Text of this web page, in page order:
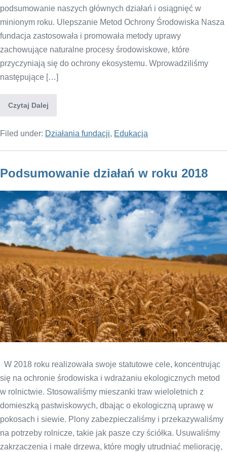
podsumowanie naszych głównych działań i osiągnięć w
minionym roku. Ulepszanie Metod Ochrony Środowiska Nasza
fundacja zastosowała i promowała metody uprawy
zachowujące naturalne procesy środowiskowe, które
przyczyniają się do ochrony ekosystemu. Wprowadziliśmy
następujące […]
Czytaj Dalej
Filed under: Działania fundacji, Edukacja
Podsumowanie działań w roku 2018
W 2018 roku realizowała swoje statutowe cele, koncentrując
się na ochronie środowiska i wdrażaniu ekologicznych metod
w rolnictwie. Stosowaliśmy mieszanki traw wieloletnich z
domieszką pastwiskowych, dbając o ekologiczną uprawę w
pokosach i siewie. Plony zabezpieczaliśmy i przekazywaliśmy
na potrzeby rolnicze, takie jak pasze czy ściółka. Usuwaliśmy
zakrzaczenia i małe drzewa, które mogły utrudniać meliorację,